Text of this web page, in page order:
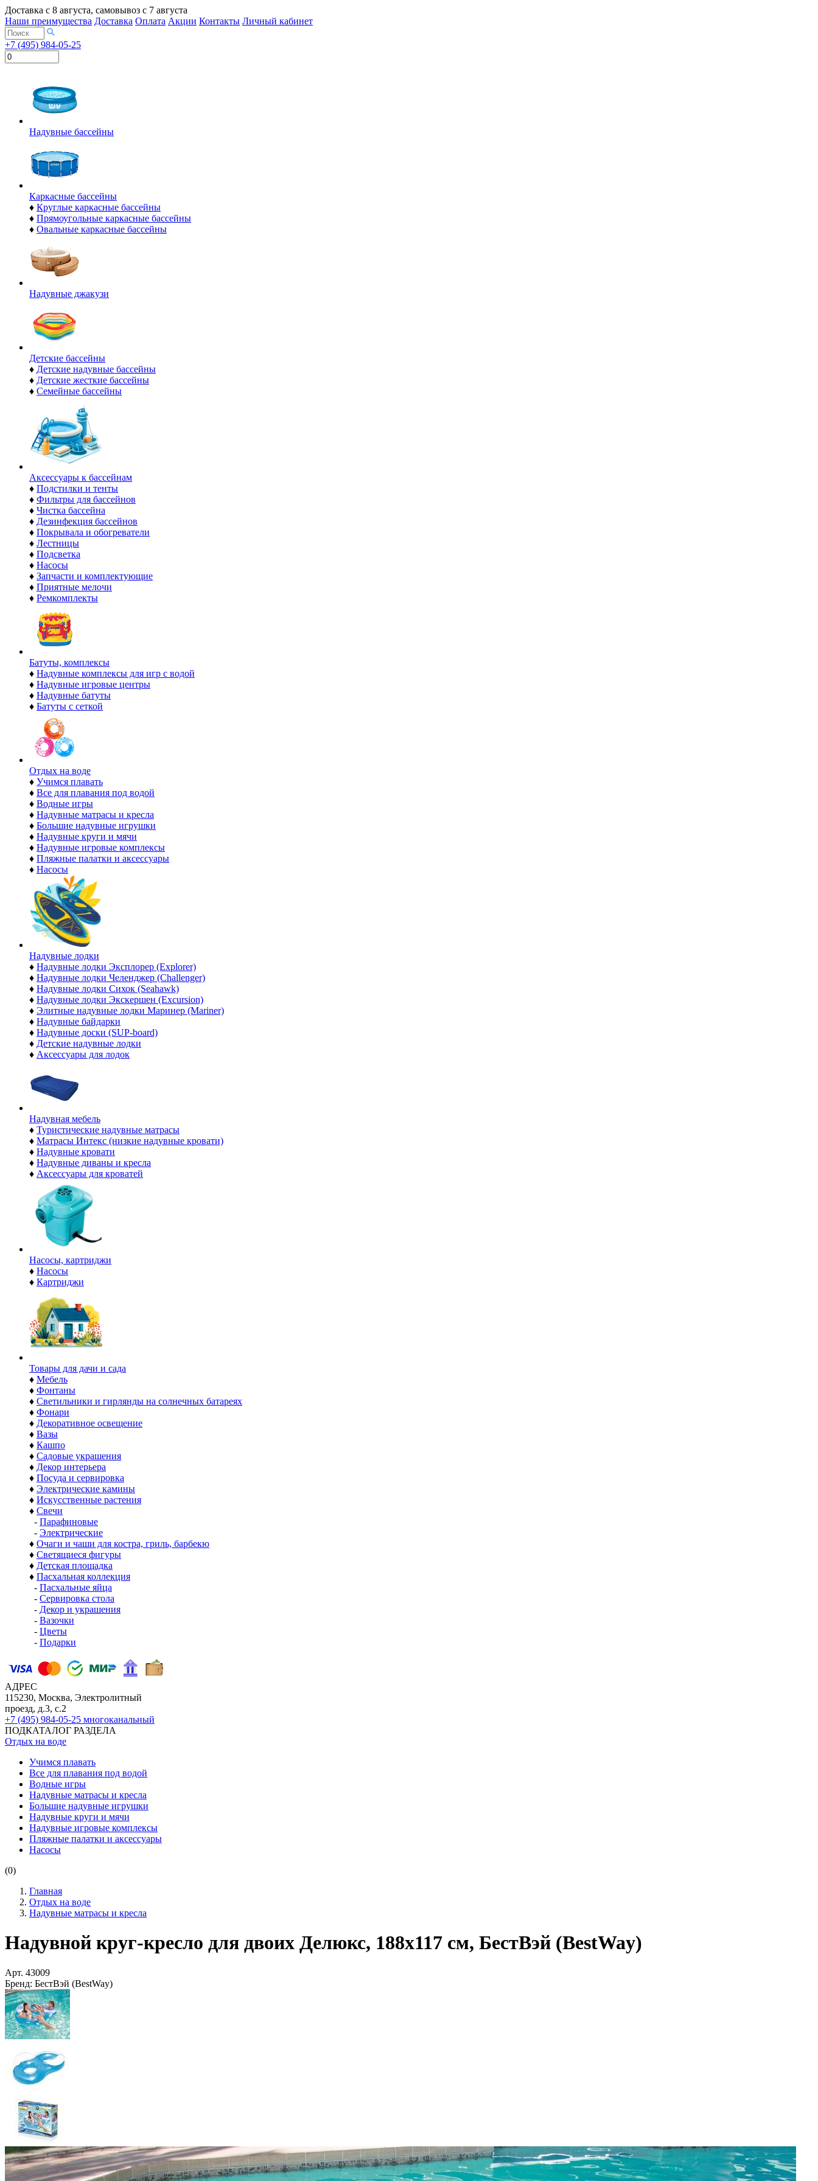
Доставка с 8 августа, самовывоз с 7 августа
Наши преимущества Доставка Оплата Акции Контакты Личный кабинет
+7 (495) 984-05-25
Надувные бассейны
Каркасные бассейны
♦ Круглые каркасные бассейны
♦ Прямоугольные каркасные бассейны
♦ Овальные каркасные бассейны
Надувные джакузи
Детские бассейны
♦ Детские надувные бассейны
♦ Детские жесткие бассейны
♦ Семейные бассейны
Аксессуары к бассейнам
♦ Подстилки и тенты
♦ Фильтры для бассейнов
♦ Чистка бассейна
♦ Дезинфекция бассейнов
♦ Покрывала и обогреватели
♦ Лестницы
♦ Подсветка
♦ Насосы
♦ Запчасти и комплектующие
♦ Приятные мелочи
♦ Ремкомплекты
Батуты, комплексы
♦ Надувные комплексы для игр с водой
♦ Надувные игровые центры
♦ Надувные батуты
♦ Батуты с сеткой
Отдых на воде
♦ Учимся плавать
♦ Все для плавания под водой
♦ Водные игры
♦ Надувные матрасы и кресла
♦ Большие надувные игрушки
♦ Надувные круги и мячи
♦ Надувные игровые комплексы
♦ Пляжные палатки и аксессуары
♦ Насосы
Надувные лодки
♦ Надувные лодки Эксплорер (Explorer)
♦ Надувные лодки Челенджер (Challenger)
♦ Надувные лодки Сихок (Seahawk)
♦ Надувные лодки Экскершен (Excursion)
♦ Элитные надувные лодки Маринер (Mariner)
♦ Надувные байдарки
♦ Надувные доски (SUP-board)
♦ Детские надувные лодки
♦ Аксессуары для лодок
Надувная мебель
♦ Туристические надувные матрасы
♦ Матрасы Интекс (низкие надувные кровати)
♦ Надувные кровати
♦ Надувные диваны и кресла
♦ Аксессуары для кроватей
Насосы, картриджи
♦ Насосы
♦ Картриджи
Товары для дачи и сада
♦ Мебель
♦ Фонтаны
♦ Светильники и гирлянды на солнечных батареях
♦ Фонари
♦ Декоративное освещение
♦ Вазы
♦ Кашпо
♦ Садовые украшения
♦ Декор интерьера
♦ Посуда и сервировка
♦ Электрические камины
♦ Искусственные растения
♦ Свечи
- Парафиновые
- Электрические
♦ Очаги и чаши для костра, гриль, барбекю
♦ Светящиеся фигуры
♦ Детская площадка
♦ Пасхальная коллекция
- Пасхальные яйца
- Сервировка стола
- Декор и украшения
- Вазочки
- Цветы
- Подарки
АДРЕС
115230, Москва, Электролитный
проезд, д.3, с.2
+7 (495) 984-05-25 многоканальный
ПОДКАТАЛОГ РАЗДЕЛА
Отдых на воде
Учимся плавать
Все для плавания под водой
Водные игры
Надувные матрасы и кресла
Большие надувные игрушки
Надувные круги и мячи
Надувные игровые комплексы
Пляжные палатки и аксессуары
Насосы
(0)
Главная
Отдых на воде
Надувные матрасы и кресла
Надувной круг-кресло для двоих Делюкс, 188х117 см, БестВэй (BestWay)
Арт. 43009
Бренд: БестВэй (BestWay)